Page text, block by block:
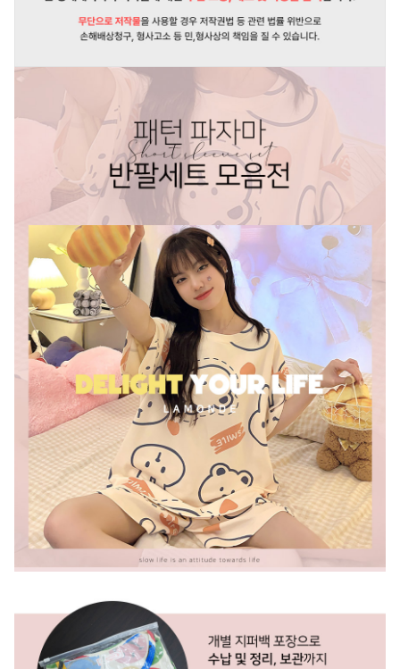
제조연월 상품 상세설명 참조
상품 상세설명 참조
주문후 예상 배송기간 상품 상세설명 참조